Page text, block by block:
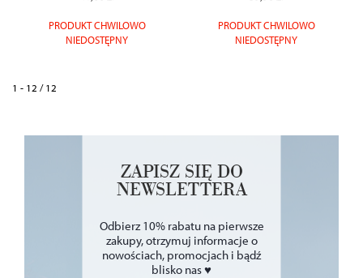
PRODUKT CHWILOWO
NIEDOSTĘPNY
PRODUKT CHWILOWO
NIEDOSTĘPNY
1 - 12 / 12
ZAPISZ SIĘ DO
NEWSLETTERA
Odbierz 10% rabatu na pierwsze
zakupy, otrzymuj informacje o
nowościach, promocjach i bądź
blisko nas ♥